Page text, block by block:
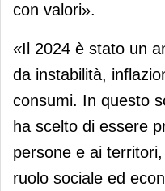
con valori».
«Il 2024 è stato un
da instabilità,
consumi. In questo
ha scelto di essere
persone e ai
ruolo sociale ed